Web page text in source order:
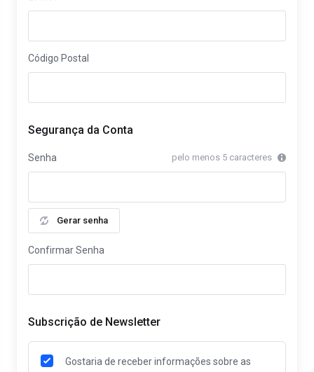
Código Postal
Segurança da Conta
Senha pelo menos 5 caracteres
Gerar senha
Confirmar Senha
Subscrição de Newsletter
Gostaria de receber informações sobre as